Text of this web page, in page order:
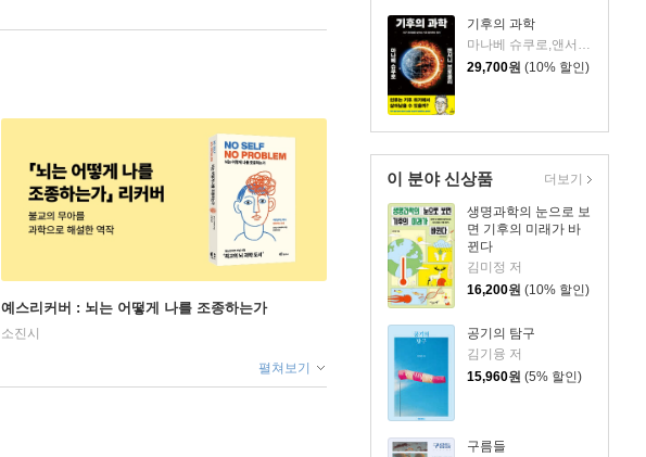
기후의 과학
마나베 슈쿠로,앤서니 브로콜리 공저/김희봉 역
29,700원 (10% 할인)
이 분야 신상품
생명과학의 눈으로 보
면 기후의 미래가 바
뀐다
김미정 저
16,200원 (10% 할인)
공기의 탐구
김기융 저
15,960원 (5% 할인)
구름들
더보기
예스리커버 : 뇌는 어떻게 나를 조종하는가
소진시
펼쳐보기